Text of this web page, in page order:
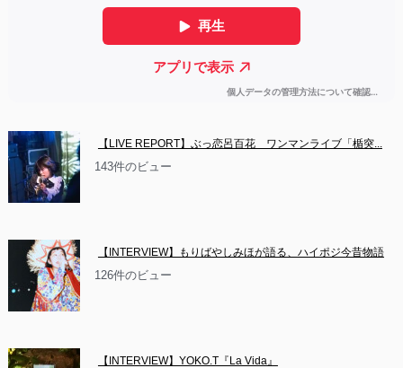
【LIVE REPORT】ぶっ恋呂百花　ワンマンライブ「楯突...
143件のビュー
【INTERVIEW】もりばやしみほが語る、ハイポジ今昔物語
126件のビュー
【INTERVIEW】YOKO.T『La Vida』